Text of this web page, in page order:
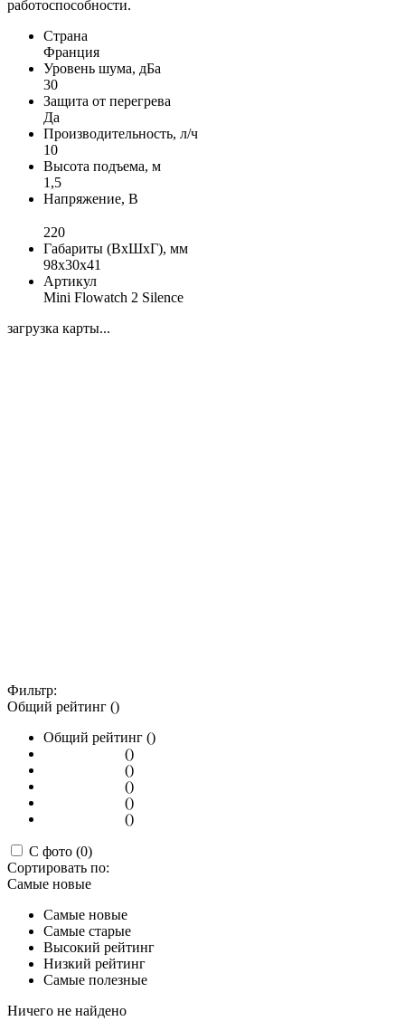
работоспособности.
Страна
Франция
Уровень шума, дБа
30
Защита от перегрева
Да
Производительность, л/ч
10
Высота подъема, м
1,5
Напряжение, В
220
Габариты (ВxШxГ), мм
98х30х41
Артикул
Mini Flowatch 2 Silence
загрузка карты...
Фильтр:
Общий рейтинг ()
Общий рейтинг ()
()
()
()
()
()
С фото (0)
Сортировать по:
Самые новые
Самые новые
Самые старые
Высокий рейтинг
Низкий рейтинг
Самые полезные
Ничего не найдено